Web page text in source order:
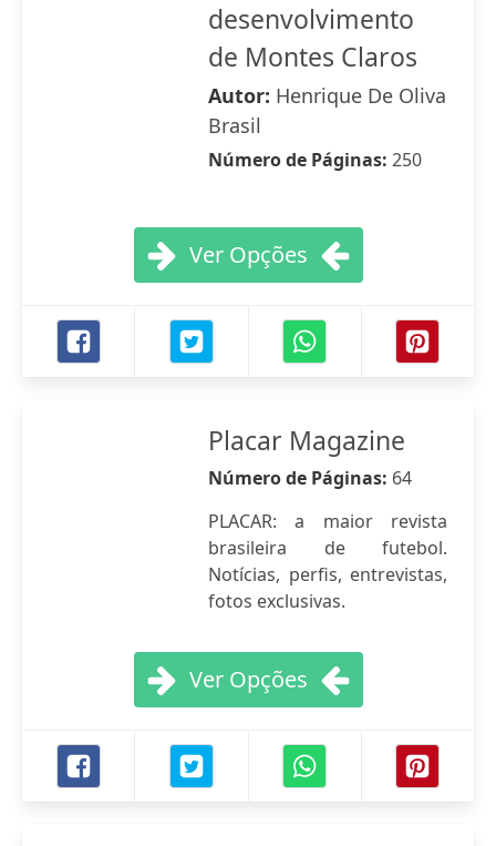
desenvolvimento
de Montes Claros
Autor: Henrique De Oliva
Brasil
Número de Páginas: 250
Ver Opções
Placar Magazine
Número de Páginas: 64
PLACAR: a maior revista
brasileira de futebol.
Notícias, perfis, entrevistas,
fotos exclusivas.
Ver Opções